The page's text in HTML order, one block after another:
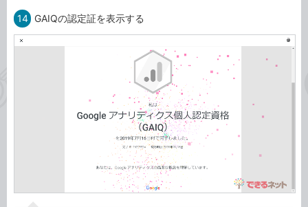
14 GAIQの認定証を表示する